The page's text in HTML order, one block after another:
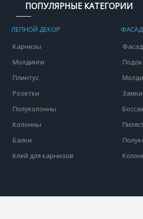
ПОПУЛЯРНЫЕ КАТЕГОРИИ
ЛЕПНОЙ ДЕКОР
Карнизы
Молдинги
Плинтус
Розетки
Полуколонны
Колонны
Балки
Клей для карнизов